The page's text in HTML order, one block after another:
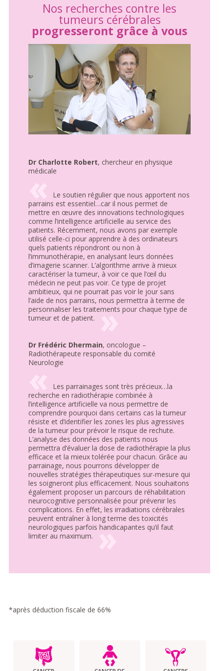
Nos recherches contre les
tumeurs cérébrales
progresseront grâce à vous
Dr Charlotte Robert, chercheur en physique
médicale
Le soutien régulier que nous apportent nos
parrains est essentiel…car il nous permet de
mettre en œuvre des innovations technologiques
comme l’intelligence artificielle au service des
patients. Récemment, nous avons par exemple
utilisé celle-ci pour apprendre à des ordinateurs
quels patients répondront ou non à
l’immunothérapie, en analysant leurs données
d’imagerie scanner. L’algorithme arrive à mieux
caractériser la tumeur, à voir ce que l’œil du
médecin ne peut pas voir. Ce type de projet
ambitieux, qui ne pourrait pas voir le jour sans
l’aide de nos parrains, nous permettra à terme de
personnaliser les traitements pour chaque type de
tumeur et de patient.
Dr Frédéric Dhermain, oncologue –
Radiothérapeute responsable du comité
Neurologie
Les parrainages sont très précieux…la
recherche en radiothérapie combinée à
l’intelligence artificielle va nous permettre de
comprendre pourquoi dans certains cas la tumeur
résiste et d’identifier les zones les plus agressives
de la tumeur pour prévoir le risque de rechute.
L’analyse des données des patients nous
permettra d’évaluer la dose de radiothérapie la plus
efficace et la mieux tolérée pour chacun. Grâce au
parrainage, nous pourrons développer de
nouvelles stratégies thérapeutiques sur-mesure qui
les soigneront plus efficacement. Nous souhaitons
également proposer un parcours de réhabilitation
neurocognitive personnalisée pour prévenir les
complications. En effet, les irradiations cérébrales
peuvent entraîner à long terme des toxicités
neurologiques parfois handicapantes qu’il faut
limiter au maximum.
*après déduction fiscale de 66%